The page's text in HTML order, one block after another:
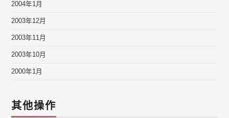
2004年1月
2003年12月
2003年11月
2003年10月
2000年1月
其他操作